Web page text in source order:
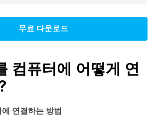
무료 다운로드
컴퓨터에 어떻게 연
연결하는 방법